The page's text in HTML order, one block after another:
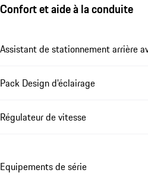
Confort et aide à la conduite
Assistant de stationnement arrière
Pack Design d'éclairage
Régulateur de vitesse
Equipements de série